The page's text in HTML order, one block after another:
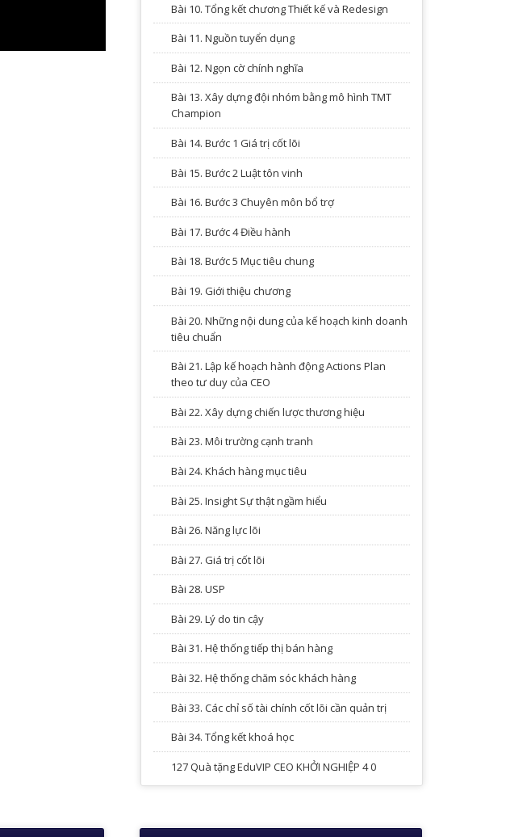
Bài 10. Tổng kết chương Thiết kế và Redesign
Bài 11. Nguồn tuyển dụng
Bài 12. Ngọn cờ chính nghĩa
Bài 13. Xây dựng đội nhóm bằng mô hình TMT
Champion
Bài 14. Bước 1 Giá trị cốt lõi
Bài 15. Bước 2 Luật tôn vinh
Bài 16. Bước 3 Chuyên môn bổ trợ
Bài 17. Bước 4 Điều hành
Bài 18. Bước 5 Mục tiêu chung
Bài 19. Giới thiệu chương
Bài 20. Những nội dung của kế hoạch kinh doanh
tiêu chuẩn
Bài 21. Lập kế hoạch hành động Actions Plan
theo tư duy của CEO
Bài 22. Xây dựng chiến lược thương hiệu
Bài 23. Môi trường cạnh tranh
Bài 24. Khách hàng mục tiêu
Bài 25. Insight Sự thật ngầm hiểu
Bài 26. Năng lực lõi
Bài 27. Giá trị cốt lõi
Bài 28. USP
Bài 29. Lý do tin cậy
Bài 31. Hệ thống tiếp thị bán hàng
Bài 32. Hệ thống chăm sóc khách hàng
Bài 33. Các chỉ số tài chính cốt lõi cần quản trị
Bài 34. Tổng kết khoá học
127 Quà tặng EduVIP CEO KHỞI NGHIỆP 4 0